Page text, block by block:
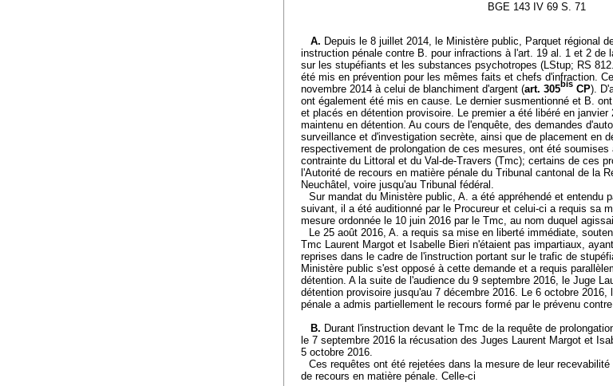
BGE 143 IV 69 S. 71
A. Depuis le 8 juillet 2014, le Ministère public, Parquet régional
instruction pénale contre B. pour infractions à l'art. 19 al. 1 et 2 de
sur les stupéfiants et les substances psychotropes (LStup; RS
été mis en prévention pour les mêmes faits et chefs d'infraction.
novembre 2014 à celui de blanchiment d'argent (art. 305bis CP).
ont également été mis en cause. Le dernier susmentionné et B.
et placés en détention provisoire. Le premier a été libéré en
maintenu en détention. Au cours de l'enquête, des demandes
surveillance et d'investigation secrète, ainsi que de placement en
respectivement de prolongation de ces mesures, ont été
contrainte du Littoral et du Val-de-Travers (Tmc); certains de ces
l'Autorité de recours en matière pénale du Tribunal cantonal de la
Neuchâtel, voire jusqu'au Tribunal fédéral.
Sur mandat du Ministère public, A. a été appréhendé et entendu
suivant, il a été auditionné par le Procureur et celui-ci a requis sa
mesure ordonnée le 10 juin 2016 par le Tmc, au nom duquel
Le 25 août 2016, A. a requis sa mise en liberté immédiate,
Tmc Laurent Margot et Isabelle Bieri n'étaient pas impartiaux,
reprises dans le cadre de l'instruction portant sur le trafic de
Ministère public s'est opposé à cette demande et a requis
détention. A la suite de l'audience du 9 septembre 2016, le Juge
détention provisoire jusqu'au 7 décembre 2016. Le 6 octobre
pénale a admis partiellement le recours formé par le prévenu
B. Durant l'instruction devant le Tmc de la requête de
le 7 septembre 2016 la récusation des Juges Laurent Margot et
5 octobre 2016.
Ces requêtes ont été rejetées dans la mesure de leur
de recours en matière pénale. Celle-ci